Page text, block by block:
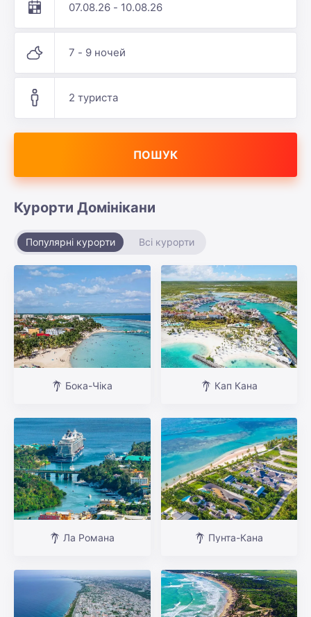
07.08.26 - 10.08.26
7 - 9 ночей
2 туриста
ПОШУК
Курорти Домінікани
Популярні курорти Всі курорти
Бока-Чіка Кап Кана
Ла Романа Пунта-Кана